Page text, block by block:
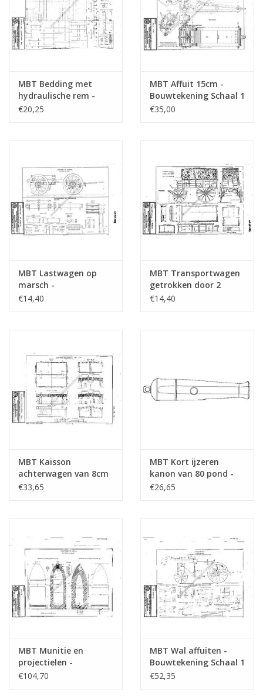
MBT Bedding met
hydraulische rem -
Bouwtekening Schaal 1
€20,25
MBT Affuit 15cm -
Bouwtekening Schaal 1
: N/A (40.45.085)
€35,00
MBT Lastwagen op
marsch -
Bouwtekening Schaal 1
€14,40
MBT Transportwagen
getrokken door 2
paarden -
€14,40
MBT Kaisson
achterwagen van 8cm
- Bouwtekening Schaal
€33,65
MBT Kort ijzeren
kanon van 80 pond -
Bouwtekening Schaal 1
€26,65
MBT Munitie en
projectielen -
Bouwtekening Schaal 1
€104,70
MBT Wal affuiten -
Bouwtekening Schaal 1
: N/A (40.45.111)
€52,35